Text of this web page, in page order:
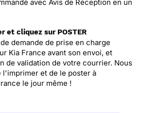
avec Avis de Réception en un
et cliquez sur POSTER
demande de prise en charge
Kia France avant son envoi, et
de validation de votre courrier. Nous
l'imprimer et de le poster à
le jour même !